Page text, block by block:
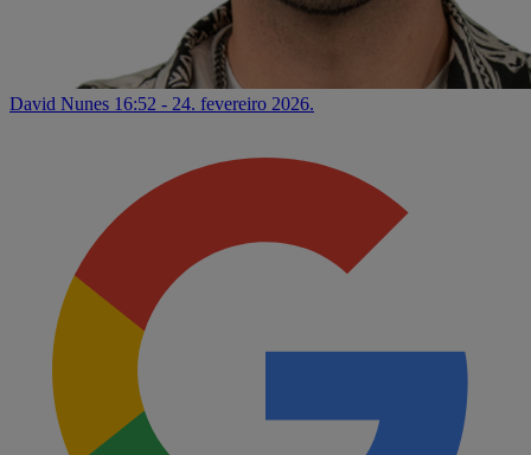
David Nunes 16:52 - 24. fevereiro 2026.